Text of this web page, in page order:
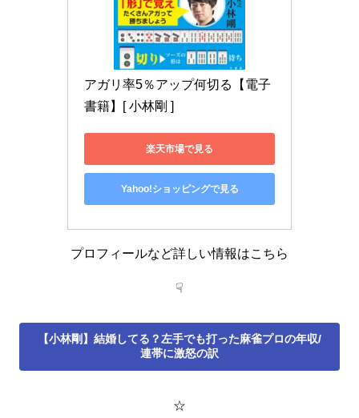
アガリ率5％アップ何切る【電子
書籍】[ 小林剛 ]
楽天市場で見る
Yahoo!ショッピングで見る
プロフィールなど詳しい情報はこちら
☟
【小林剛】結婚してる？左手でも打った麻雀プロの年収/
連帯に激怒の訳
☆